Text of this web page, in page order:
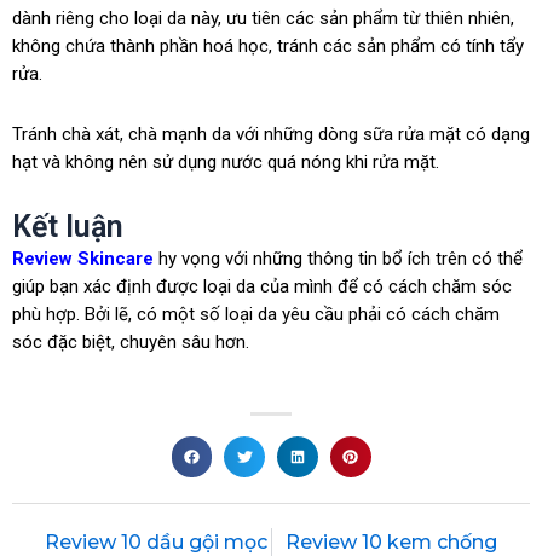
dành riêng cho loại da này, ưu tiên các sản phẩm từ thiên nhiên,
không chứa thành phần hoá học, tránh các sản phẩm có tính tẩy
rửa.
Tránh chà xát, chà mạnh da với những dòng sữa rửa mặt có dạng
hạt và không nên sử dụng nước quá nóng khi rửa mặt.
Kết luận
Review Skincare hy vọng với những thông tin bổ ích trên có thể
giúp bạn xác định được loại da của mình để có cách chăm sóc
phù hợp. Bởi lẽ, có một số loại da yêu cầu phải có cách chăm
sóc đặc biệt, chuyên sâu hơn.
Prev
Review 10 dầu gội mọc
Review 10 kem chống